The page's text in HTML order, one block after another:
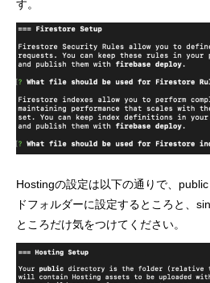
す。
Hostingの設定は以下の通りで、
ドフォルダーに設定するところと、
ところだけ気をつけてください。